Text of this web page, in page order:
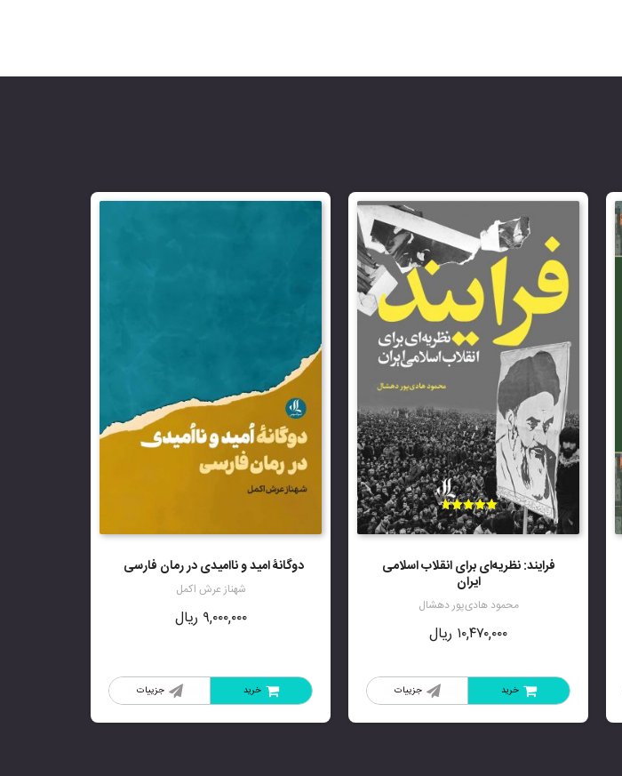
فرایند: نظریه‌ای برای انقلاب اسلامی
ایران
محمود هادی‌پور دهشال
امتیاز
4.70
از 5
۱۰,۴۷۰,۰۰۰ ریال
جزییات خرید
دوگانۀ امید و ناامیدی در رمان فارسی
شهناز عرش اکمل
۹,۰۰۰,۰۰۰ ریال
جزییات خرید